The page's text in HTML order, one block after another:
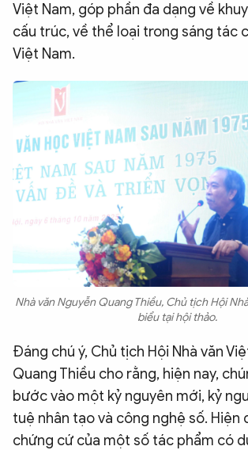
Việt Nam, góp phần đa dạng về
cấu trúc, về thể loại trong sáng tác
Việt Nam.
Nhà văn Nguyễn Quang Thiều, Chủ tịch Hội
biểu tại hội thảo.
Đáng chú ý, Chủ tịch Hội Nhà văn
Quang Thiều cho rằng, hiện nay,
bước vào một kỷ nguyên mới, kỷ
tuệ nhân tạo và công nghệ số. Hiện
chứng cứ của một số tác phẩm có